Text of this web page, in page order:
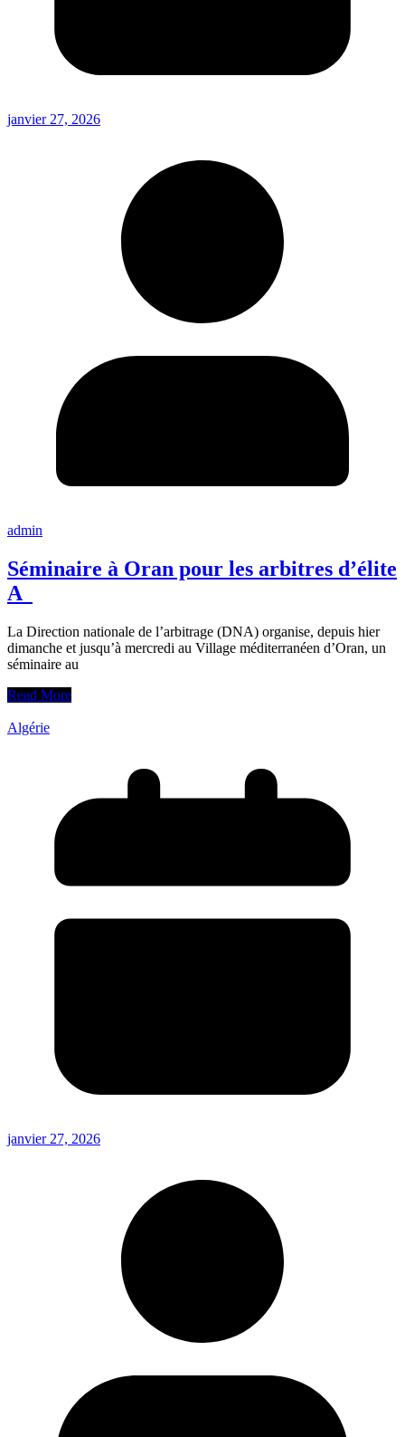
janvier 27, 2026
admin
Séminaire à Oran pour les arbitres d’élite
A
La Direction nationale de l’arbitrage (DNA) organise, depuis hier
dimanche et jusqu’à mercredi au Village méditerranéen d’Oran, un
séminaire au
Read More
Algérie
janvier 27, 2026